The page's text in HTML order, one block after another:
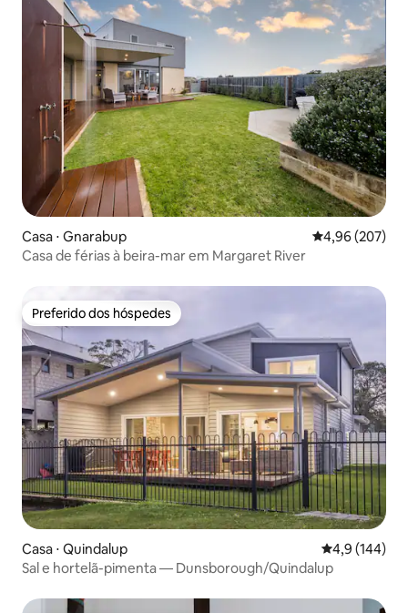
Casa ⋅ Gnarabup 4,96 de uma
4,96 (207)
Casa de férias à beira-mar em Margaret River
Preferido dos hóspedes
Preferido dos hóspedes
Casa ⋅ Quindalup 4,9 de uma
4,9 (144)
Sal e hortelã-pimenta — Dunsborough/Quindalup